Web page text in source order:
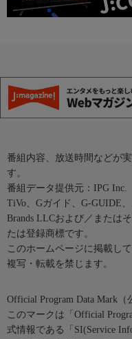
番組内容、放送時間などが
す。
番組データ提供元：IPG Inc.
TiVo、Gガイド、G-GUIDE
Brands LLCおよび／または
たは登録商標です。
このホームページに掲載し
複写・転載を禁じます。
Official Program Data Mark（
このマークは「Official
式情報である「SI(Service